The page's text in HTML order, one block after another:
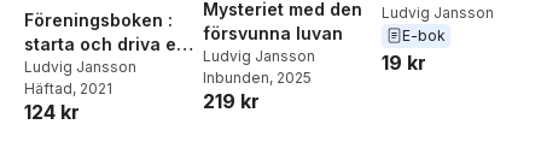
Föreningsboken :
starta och driva en
förening
Ludvig Jansson
Häftad, 2021
124 kr
Mysteriet med den
försvunna luvan
Ludvig Jansson
Inbunden, 2025
219 kr
Ludvig Jansson
E-bok
19 kr